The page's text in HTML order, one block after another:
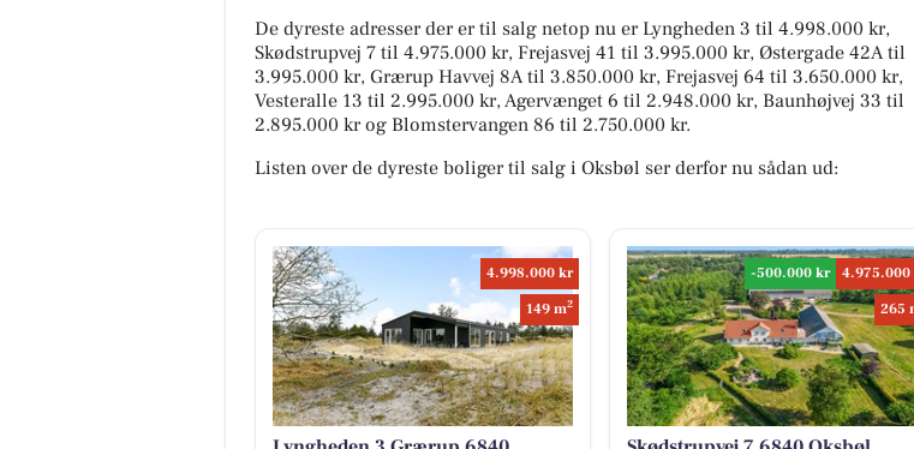
De dyreste adresser der er til salg netop nu er Lyngheden 3 til 4.998.000 kr,
Skødstrupvej 7 til 4.975.000 kr, Frejasvej 41 til 3.995.000 kr, Østergade 42A til
3.995.000 kr, Grærup Havvej 8A til 3.850.000 kr, Frejasvej 64 til 3.650.000 kr,
Vesteralle 13 til 2.995.000 kr, Agervænget 6 til 2.948.000 kr, Baunhøjvej 33 til
2.895.000 kr og Blomstervangen 86 til 2.750.000 kr.
Listen over de dyreste boliger til salg i Oksbøl ser derfor nu sådan ud:
4.998.000 kr
149 m2
-500.000 kr
4.975.000
265